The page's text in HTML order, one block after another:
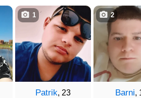
Patrik, 23
1
Barni,
2